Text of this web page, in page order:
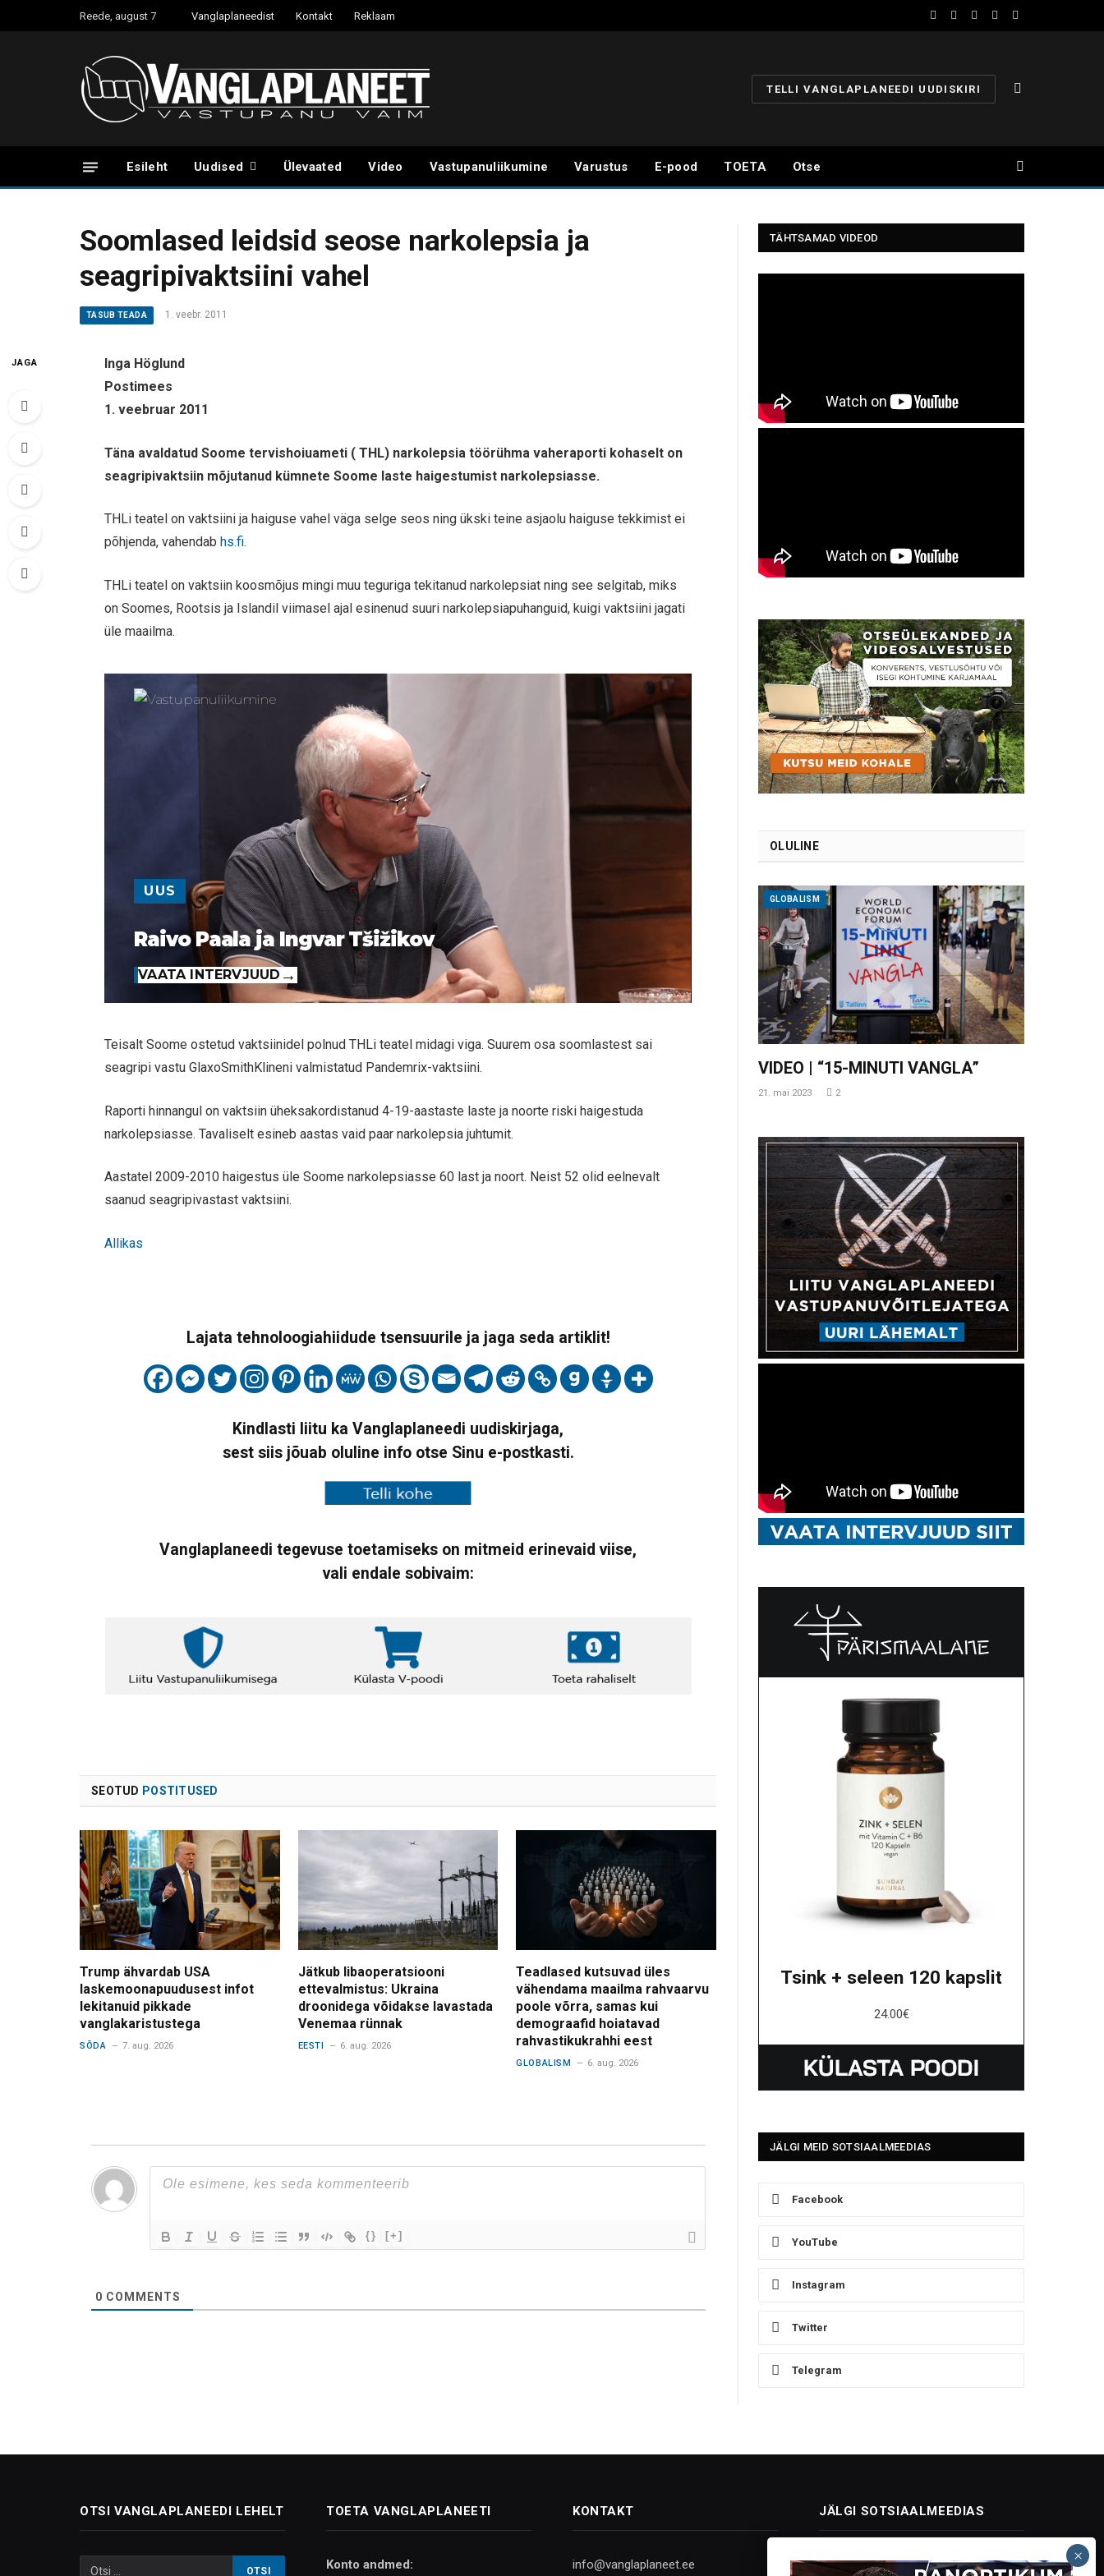
Reede, august 7 Vanglaplaneedist Kontakt Reklaam
Facebook
YouTube
Instagram
X
Telegram
TELLI VANGLAPLANEEDI UUDISKIRI
Esileht Uudised Ülevaated Video Vastupanuliikumine Varustus E-pood TOETA Otse
Soomlased leidsid seose narkolepsia ja
seagripivaktsiini vahel
TASUB TEADA 1. veebr. 2011
JAGA
Inga Höglund
Postimees
1. veebruar 2011
Täna avaldatud Soome tervishoiuameti ( THL) narkolepsia töörühma vaheraporti kohaselt on
seagripivaktsiin mõjutanud kümnete Soome laste haigestumist narkolepsiasse.
THLi teatel on vaktsiini ja haiguse vahel väga selge seos ning ükski teine asjaolu haiguse tekkimist ei
põhjenda, vahendab hs.fi.
THLi teatel on vaktsiin koosmõjus mingi muu teguriga tekitanud narkolepsiat ning see selgitab, miks
on Soomes, Rootsis ja Islandil viimasel ajal esinenud suuri narkolepsiapuhanguid, kuigi vaktsiini jagati
üle maailma.
UUS
Raivo Paala ja Ingvar Tšižikov
VAATA INTERVJUUD
Teisalt Soome ostetud vaktsiinidel polnud THLi teatel midagi viga. Suurem osa soomlastest sai
seagripi vastu GlaxoSmithKlineni valmistatud Pandemrix-vaktsiini.
Raporti hinnangul on vaktsiin üheksakordistanud 4-19-aastaste laste ja noorte riski haigestuda
narkolepsiasse. Tavaliselt esineb aastas vaid paar narkolepsia juhtumit.
Aastatel 2009-2010 haigestus üle Soome narkolepsiasse 60 last ja noort. Neist 52 olid eelnevalt
saanud seagripivastast vaktsiini.
Allikas
Lajata tehnoloogiahiidude tsensuurile ja jaga seda artiklit!
Kindlasti liitu ka Vanglaplaneedi uudiskirjaga,
sest siis jõuab oluline info otse Sinu e-postkasti.
Vanglaplaneedi tegevuse toetamiseks on mitmeid erinevaid viise,
vali endale sobivaim:
SEOTUD POSTITUSED
Trump ähvardab USA
laskemoonapuudusest infot
lekitanuid pikkade
vanglakaristustega
SÕDA 7. aug. 2026
Jätkub libaoperatsiooni
ettevalmistus: Ukraina
droonidega võidakse lavastada
Venemaa rünnak
EESTI 6. aug. 2026
Teadlased kutsuvad üles
vähendama maailma rahvaarvu
poole võrra, samas kui
demograafid hoiatavad
rahvastikukrahhi eest
GLOBALISM 6. aug. 2026
{} [+]
0 COMMENTS
TÄHTSAMAD VIDEOD
OLULINE
GLOBALISM
VIDEO | “15-MINUTI VANGLA”
21. mai 2023 2
Tsink + seleen 120 kapslit
24.00€
JÄLGI MEID SOTSIAALMEEDIAS
Facebook
YouTube
Instagram
Twitter
Telegram
OTSI VANGLAPLANEEDI LEHELT TOETA VANGLAPLANEETI
Konto andmed:
KONTAKT
info@vanglaplaneet.ee
JÄLGI SOTSIAALMEEDIAS